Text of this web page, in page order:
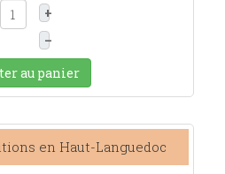
+
–
au panier